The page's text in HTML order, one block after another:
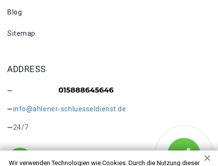
Wir verwenden Technologien wie Cookies. Durch die Nutzung dieser
Blog
Sitemap
ADDRESS
info@ahlener-schluesseldienst.de
24/7